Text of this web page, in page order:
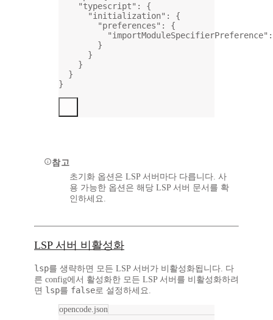
"typescript" : {
"initialization" : {
"preferences" : {
"importModuleSpecifierPreference"
}
}
}
}
}
참고
초기화 옵션은 LSP 서버마다 다릅니다. 사
용 가능한 옵션은 해당 LSP 서버 문서를 확
인하세요.
LSP 서버 비활성화
lsp를 생략하면 모든 LSP 서버가 비활성화됩니다. 다
른 config에서 활성화한 모든 LSP 서버를 비활성화하려
면 lsp를 false로 설정하세요.
opencode.json